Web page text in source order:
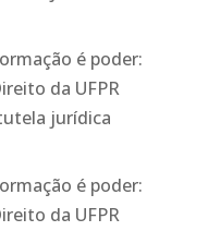
é poder:
da UFPR
jurídica
é poder:
da UFPR